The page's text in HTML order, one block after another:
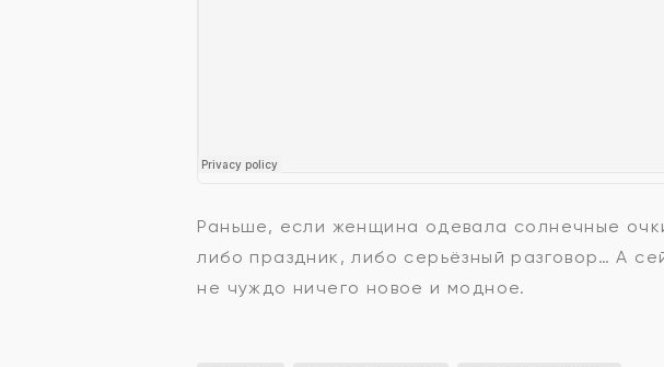
Раньше, если женщина одевала солнечные
либо праздник, либо серьёзный разговор… А
не чуждо ничего новое и модное.